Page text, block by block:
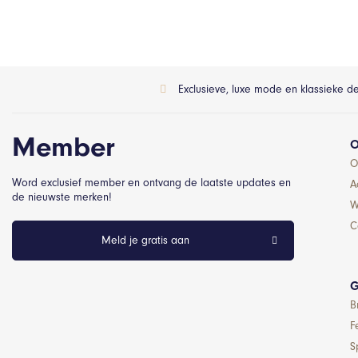
Exclusieve, luxe mode en klassieke
Member
Word exclusief member en ontvang de laatste updates en
de nieuwste merken!
Meld je gratis aan